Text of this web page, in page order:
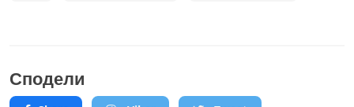
Сподели